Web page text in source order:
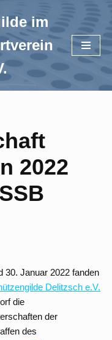
im
2022
30. Januar 2022 fanden
Delitzsch e.V.
die
der
des